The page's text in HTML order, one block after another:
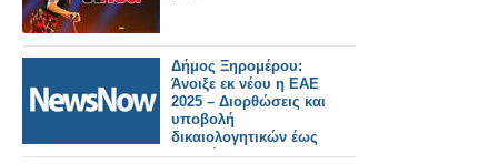
Δήμος Ξηρομέρου:
Άνοιξε εκ νέου η ΕΑΕ
2025 – Διορθώσεις και
υποβολή
δικαιολογητικών έως
20 Μαΐου.